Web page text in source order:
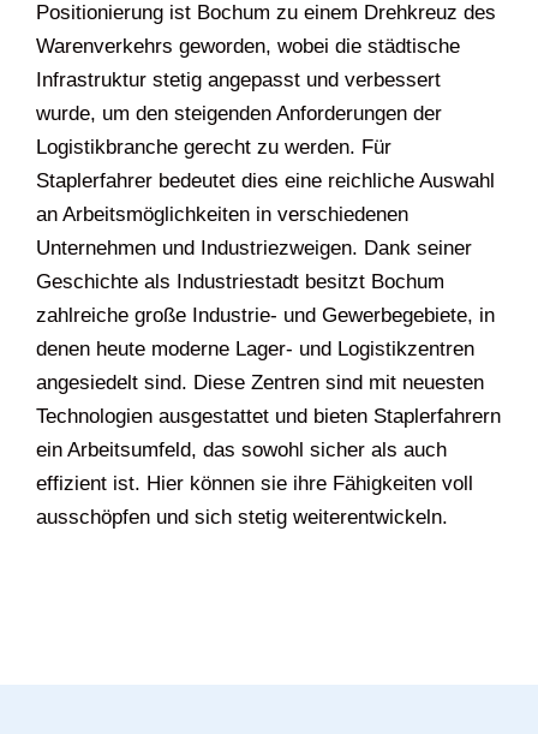
Positionierung ist Bochum zu einem Drehkreuz des
Warenverkehrs geworden, wobei die städtische
Infrastruktur stetig angepasst und verbessert
wurde, um den steigenden Anforderungen der
Logistikbranche gerecht zu werden. Für
Staplerfahrer bedeutet dies eine reichliche Auswahl
an Arbeitsmöglichkeiten in verschiedenen
Unternehmen und Industriezweigen. Dank seiner
Geschichte als Industriestadt besitzt Bochum
zahlreiche große Industrie- und Gewerbegebiete, in
denen heute moderne Lager- und Logistikzentren
angesiedelt sind. Diese Zentren sind mit neuesten
Technologien ausgestattet und bieten Staplerfahrern
ein Arbeitsumfeld, das sowohl sicher als auch
effizient ist. Hier können sie ihre Fähigkeiten voll
ausschöpfen und sich stetig weiterentwickeln.